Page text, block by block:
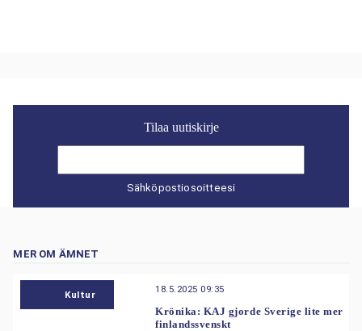
Tilaa uutiskirje
Sähköpostiosoitteesi
MER OM ÄMNET
Kultur 18.5.2025 09:35
Krönika: KAJ gjorde Sverige lite mer
finlandssvenskt